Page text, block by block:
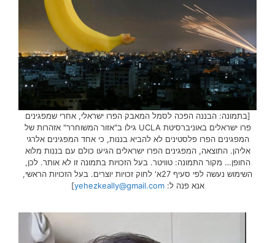
[בתמונה: הבננה הפכה לסמל המאבק הפרו ישראלי, אחרי שמפגינים
פרו ישראלים באוניברסיטת UCLA גילו ב"אזור המשוחרר" אזהרות של
המפגינים הפרו פלסטינים לא להביא בננות, כי אחד המפגינים אלרגי
אליהן. התוצאה, המפגינים הפרו ישראלים הגיעו כולם עם בננות מלוא
החופן… מקור התמונה: טוויטר. בעל הזכויות בתמונה זו לא אותר. לכן,
השימוש נעשה לפי סעיף 27א' לחוק זכויות יוצרים. בעל הזכויות הראשי,
אנא פנה ל:yehezkeally@gmail.com
]